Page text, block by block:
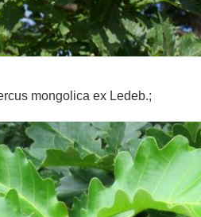
mongolica ex Ledeb.;